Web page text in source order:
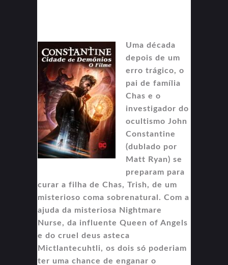
Uma década
depois de um
erro trágico, o
pai de família
Chas e o
investigador do
ocultismo John
Constantine
(dublado por
Matt Ryan) se
preparam para
curar a filha de Chas, Trish, de um
misterioso coma sobrenatural. Com a
ajuda da misteriosa Nightmare
Nurse, da influente Queen of Angels
e do cruel deus asteca
Mictlantecuhtli, os dois só poderiam
ter uma chance de enganar o